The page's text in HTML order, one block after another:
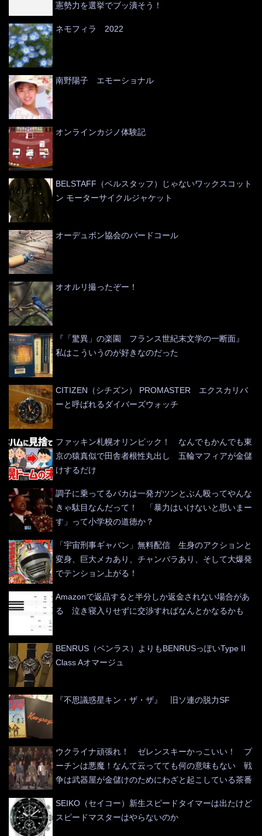
憲勢力を選挙でブッ潰そう！
ネモフィラ 2022
南野陽子 エモーショナル
オンラインカジノ体験記
BELSTAFF（ベルスタッフ）じゃないワックスコット
ン モーターサイクルジャケット
オーデュボン協会のバードコール
オオルリ撮ったぞー！
『「驚異」の楽園 フランス世紀末文学の一断面』
私はこういうのが好きなのだった
CITIZEN（シチズン） PROMASTER エクスカリバ
ーと呼ばれるダイバーズウォッチ
ファッキン札幌オリンピック！ なんでもかんでも東
京の猿真似で田舎者根性丸出し 五輪マフィアが金儲
けするだけ
調子に乗ってるバカは一発ガツンとぶん殴ってやんな
きゃ駄目なんだって！ 「暴力はいけないと思いまー
す」って小学校の道徳か？
「宇宙刑事ギャバン」無料配信 生身のアクションと
変身、巨大メカあり、チャンバラあり、そして大爆発
でテンション上がる！
Amazonで返品すると半分しか返金されない場合があ
る 泣き寝入りせずに交渉すればなんとかなるかも
BENRUS（ベンラス）よりもBENRUSっぽいType II
Class Aオマージュ
『不思議惑星キン・ザ・ザ』 旧ソ連の脱力SF
ウクライナ頑張れ！ ゼレンスキーかっこいい！ プ
ーチンは悪魔！なんて云ってても何の意味もない 戦
争は武器屋が金儲けのためにわざと起こしている茶番
SEIKO（セイコー）新生スピードタイマーは出たけど
スピードマスターはやらないのか